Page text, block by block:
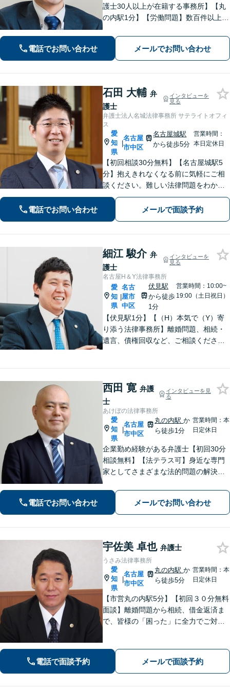
護士30人以上が在籍する事務所】【丸
の内駅1分】【労働問題】数百件以上の
害など。企業法務、相続、交通事故､不
動産、離婚問題、などもお任せくださ
い
電話でお問い合わせ メールでお問い合わせ
石田 大輔 弁
護士
インタビューを
見る
弁護士法人名城法律事務所 サテライトオフィ
ス
愛
知
県
|
名古屋
市中区
名古屋城駅
から徒歩5分
営業時間：
本日定休日
【初回相談30分無料】【名古屋城駅5
分】抱えきれなくなる前に気軽にご相
談ください。難しい法律問題をわかり
やすく柔らかく説明します。相続・交
通事故・借金債務整理・企業法務な
ど、どうぞご相談ください。
電話でお問い合わせ メールで面談予約
細江 駿介 弁
護士
インタビューを
見る
名古屋H＆Y法律事務所
愛
知
県
|
名古
屋市
中区
伏見駅
から徒歩
1分
営業時間：10:00~
19:00（土日祝日）
【伏見駅1分】【（H）本気で（Y）寄
り添う法律事務所】離婚問題、相続・
遺言、債権回収など、ご相談くださ
意対応いたします。【Web面談対応
可】
西田 寛 弁護
士
インタビューを見
る
あけぼの法律事務所
愛
知
県
|
名古屋
市中区
丸の内駅か
ら徒歩1分
営業時間：本
日定休日
企業勤め経験がある弁護士【初回30分
相談無料】【法テラス可】身近な専門
家としてさまざまな法的問題の解決に
さまに寄り添いながらご納得頂けるま
でとことん対応！私に一度ご相談くだ
さい。【休日・夜間対応】
電話でお問い合わせ メールでお問い合わせ
宇佐美 卓也 弁護士
うさみ法律事務所
愛
知
県
|
名古屋
市中区
丸の内駅か
ら徒歩5分
営業時間：本
日定休日
【市営丸の内駅5分】【初回３０分無料
面談】離婚問題から相続、借金返済ま
で、皆様の「困った」に全力でご対
続きをサポート。話しやすい弁護士で
す。まずはお気軽にご相談を！
電話で面談予約 メールで面談予約